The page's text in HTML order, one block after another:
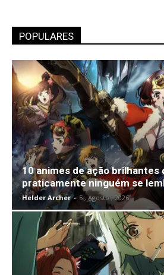
POPULARES
10 animes de ação brilhantes
praticamente ninguém se
Helder Archer - 5 , Agosto , 2026